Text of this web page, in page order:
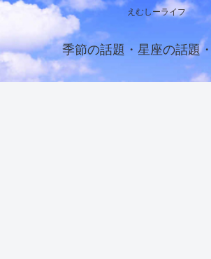
えむしーライフ
季節の話題・星座の話題